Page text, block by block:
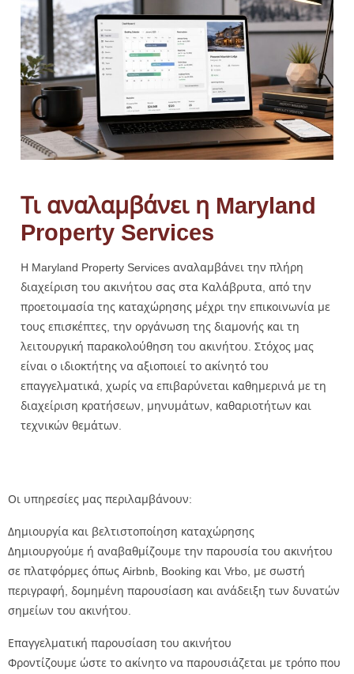
Τι αναλαμβάνει η Maryland
Property Services
Η Maryland Property Services αναλαμβάνει την πλήρη
διαχείριση του ακινήτου σας στα Καλάβρυτα, από την
προετοιμασία της καταχώρησης μέχρι την επικοινωνία με
τους επισκέπτες, την οργάνωση της διαμονής και τη
λειτουργική παρακολούθηση του ακινήτου. Στόχος μας
είναι ο ιδιοκτήτης να αξιοποιεί το ακίνητό του
επαγγελματικά, χωρίς να επιβαρύνεται καθημερινά με τη
διαχείριση κρατήσεων, μηνυμάτων, καθαριοτήτων και
τεχνικών θεμάτων.
Οι υπηρεσίες μας περιλαμβάνουν:
Δημιουργία και βελτιστοποίηση καταχώρησης
Δημιουργούμε ή αναβαθμίζουμε την παρουσία του ακινήτου
σε πλατφόρμες όπως Airbnb, Booking και Vrbo, με σωστή
περιγραφή, δομημένη παρουσίαση και ανάδειξη των δυνατών
σημείων του ακινήτου.
Επαγγελματική παρουσίαση του ακινήτου
Φροντίζουμε ώστε το ακίνητο να παρουσιάζεται με τρόπο που